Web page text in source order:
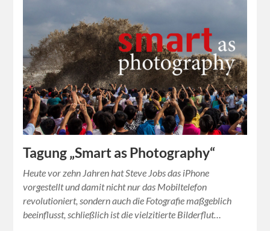
Tagung „Smart as Photography“
Heute vor zehn Jahren hat Steve Jobs das iPhone
vorgestellt und damit nicht nur das Mobiltelefon
revolutioniert, sondern auch die Fotografie maßgeblich
beeinflusst, schließlich ist die vielzitierte Bilderflut…